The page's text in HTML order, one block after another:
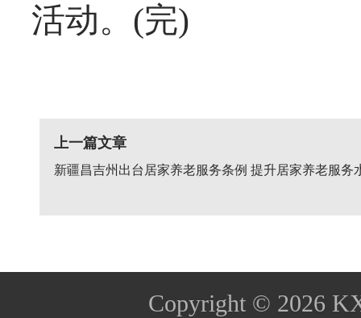
活动。(完)
上一篇文章
新疆昌吉州出台居家养老服务条例 提升居家养老服务
Copyright © 2026